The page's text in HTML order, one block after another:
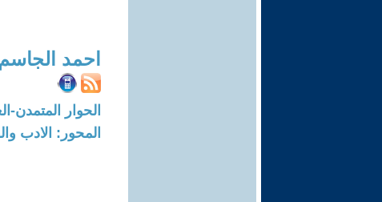
احمد الجاسم
الحوار المتمدن-العدد: 2378 - 2008 / 8
المحور: الادب